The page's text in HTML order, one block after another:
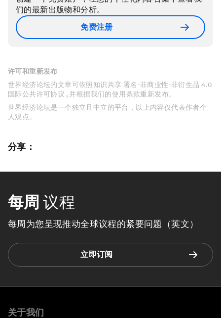
们的最新出版物和分析。
免费注册
许可和重新发布
世界经济论坛的文章可依照知识共享 署名-非商业性-非衍生品 4.0
国际公共许可协议 , 并根据我们的使用条款重新发布。
世界经济论坛是一个独立且中立的平台，以上内容仅代表作者个
人观点。
分享：
每周 议程
每周为您呈现推动全球议程的紧要问题（英文）
立即订阅
关于我们